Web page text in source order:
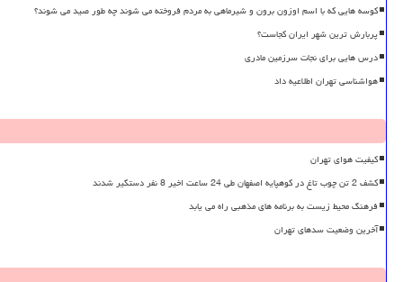
کوسه هایی که با اسم اوزون برون و شیرماهی به مردم فروخته می شوند چه طور صید می شوند؟
پربارش ترین شهر ایران کجاست؟
درس هایی برای نجات سرزمین مادری
هواشناسی تهران اطلاعیه داد
کیفیت هوای تهران
کشف 2 تن چوب تاغ در کوهپایه اصفهان طی 24 ساعت اخیر 8 نفر دستگیر شدند
فرهنگ محیط زیست به برنامه های مذهبی راه می یابد
آخرین وضعیت سدهای تهران